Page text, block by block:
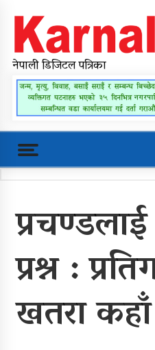
content
karnalipress
Online News Portal
नेपाली डिजिटल पत्रिका
महावै
शिलान्यास
पूर्वाधार र
प्रश्न :
खतरा